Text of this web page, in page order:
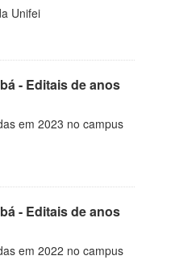
Unifei
- Editais de anos
em 2023 no campus
- Editais de anos
em 2022 no campus